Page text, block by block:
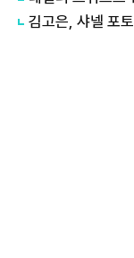
김고은, 샤넬 포